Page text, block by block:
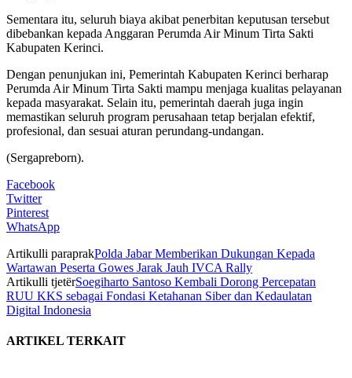
Sementara itu, seluruh biaya akibat penerbitan keputusan tersebut
dibebankan kepada Anggaran Perumda Air Minum Tirta Sakti
Kabupaten Kerinci.
Dengan penunjukan ini, Pemerintah Kabupaten Kerinci berharap
Perumda Air Minum Tirta Sakti mampu menjaga kualitas pelayanan
kepada masyarakat. Selain itu, pemerintah daerah juga ingin
memastikan seluruh program perusahaan tetap berjalan efektif,
profesional, dan sesuai aturan perundang-undangan.
(Sergapreborn).
Facebook
Twitter
Pinterest
WhatsApp
Artikulli paraprakPolda Jabar Memberikan Dukungan Kepada
Wartawan Peserta Gowes Jarak Jauh IVCA Rally
Artikulli tjetërSoegiharto Santoso Kembali Dorong Percepatan
RUU KKS sebagai Fondasi Ketahanan Siber dan Kedaulatan
Digital Indonesia
ARTIKEL TERKAIT